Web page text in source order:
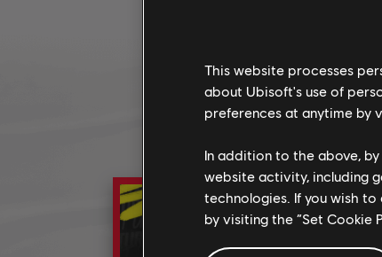
This website processes
about Ubisoft's use of
preferences at anytime by
In addition to the above,
website activity, including
technologies. If you wish to
by visiting the “Set Cookie